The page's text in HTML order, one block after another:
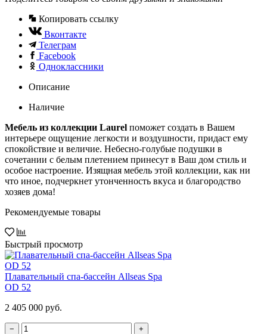
Копировать ссылку
Вконтакте
Телеграм
Facebook
Одноклассники
Описание
Наличие
Мебель из коллекции Laurel поможет создать в Вашем
интерьере ощущение легкости и воздушности, придаст ему
спокойствие и величие. Небесно-голубые подушки в
сочетании с белым плетением принесут в Ваш дом стиль и
особое настроение. Изящная мебель этой коллекции, как ни
что иное, подчеркнет утонченность вкуса и благородство
хозяев дома!
Рекомендуемые товары
Быстрый просмотр
Плавательный спа-бассейн Allseas Spa
OD 52
2 405 000 руб.
−
+